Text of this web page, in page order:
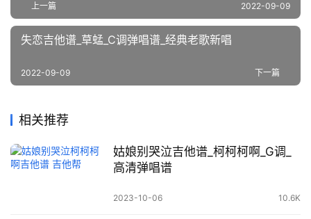
上一篇 2022-09-09
失恋吉他谱_草蜢_C调弹唱谱_经典老歌新唱
下一篇
2022-09-09
相关推荐
姑娘别哭泣吉他谱_柯柯柯啊_G调_
高清弹唱谱
2023-10-06 10.6K